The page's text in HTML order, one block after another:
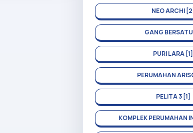
NEO ARCHI [2]
GANG
PURI LARA [1]
PERUMAHAN
PELITA 3 [1]
KOMPLEK PERUMAHAN